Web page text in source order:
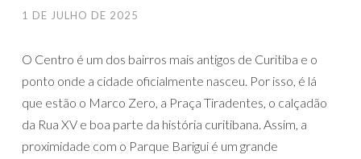
1 DE JULHO DE 2025
O Centro é um dos bairros mais antigos de Curitiba e o
ponto onde a cidade oficialmente nasceu. Por isso, é lá
que estão o Marco Zero, a Praça Tiradentes, o calçadão
da Rua XV e boa parte da história curitibana. Assim, a
proximidade com o Parque Barigui é um grande